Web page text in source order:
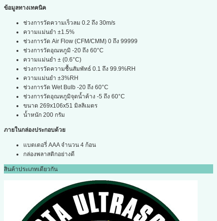
ข้อมูลทางเทคนิค
ช่วงการวัดความเร็วลม 0.2 ถึง 30m/s
ความแม่นยำ ±1.5%
ช่วงการวัด Air Flow (CFM/CMM) 0 ถึง 99999
ช่วงการวัดอุณหภูมิ -20 ถึง 60°C
ความแม่นยำ ± (0.6°C)
ช่วงการวัดความชื้นสัมพัทธ์ 0.1 ถึง 99.9%RH
ความแม่นยำ ±3%RH
ช่วงการวัด Wet Bulb -20 ถึง 60°C
ช่วงการวัดอุณหภูมิจุดน้ำค้าง -5 ถึง 60°C
ขนาด 269x106x51 มิลลิเมตร
น้ำหนัก 200 กรัม
ภายในกล่องประกอบด้วย
แบตเตอรี่ AAA จำนวน 4 ก้อน
กล่องพลาสติกอย่างดี
สินค้าประเภทเดียวกัน